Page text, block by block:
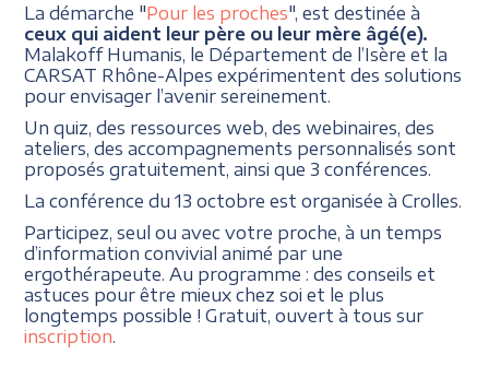
La démarche "Pour les proches", est destinée à
ceux qui aident leur père ou leur mère âgé(e).
Malakoff Humanis, le Département de l’Isère et la
CARSAT Rhône-Alpes expérimentent des solutions
pour envisager l’avenir sereinement.
Un quiz, des ressources web, des webinaires, des
ateliers, des accompagnements personnalisés sont
proposés gratuitement, ainsi que 3 conférences.
La conférence du 13 octobre est organisée à Crolles.
Participez, seul ou avec votre proche, à un temps
d’information convivial animé par une
ergothérapeute. Au programme : des conseils et
astuces pour être mieux chez soi et le plus
longtemps possible ! Gratuit, ouvert à tous sur
inscription